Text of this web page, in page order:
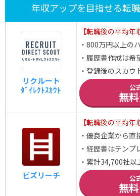
年収アップを目指せる転
リクルート
ﾀﾞｲﾚｸﾄｽｶｳﾄ
【転職後の平均年
・800万円以上の
・履歴書作成は
・登録後のスカウ
公
無
ビズリーチ
【転職後の平均年
・優良企業から直
・経歴書はテンプ
・累計34,700社以
公
無